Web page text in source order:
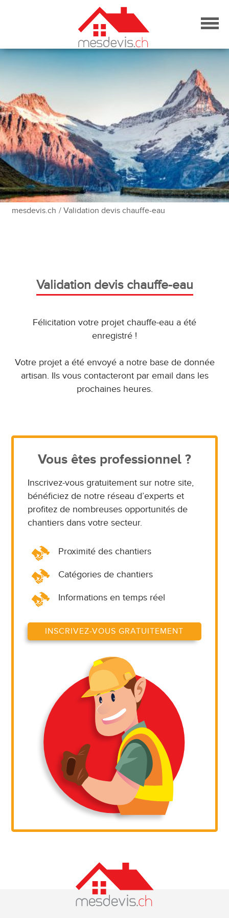
Validation devis chauffe-eau
Félicitation votre projet chauffe-eau a été
enregistré !
Votre projet a été envoyé a notre base de donnée
artisan. Ils vous contacteront par email dans les
prochaines heures.
mesdevis.ch / Validation devis chauffe-eau
Vous êtes professionnel ?
Inscrivez-vous gratuitement sur notre site,
bénéficiez de notre réseau d’experts et
profitez de nombreuses opportunités de
chantiers dans votre secteur.
Proximité des chantiers
Catégories de chantiers
Informations en temps réel
INSCRIVEZ-VOUS GRATUITEMENT